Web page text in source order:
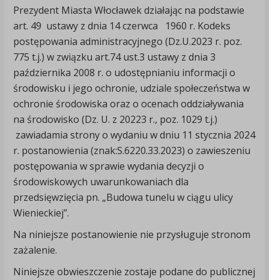
Prezydent Miasta Włocławek działając na podstawie
art. 49 ustawy z dnia 14 czerwca 1960 r. Kodeks
postępowania administracyjnego (Dz.U.2023 r. poz.
775 t.j.) w związku art.74 ust.3 ustawy z dnia 3
października 2008 r. o udostępnianiu informacji o
środowisku i jego ochronie, udziale społeczeństwa w
ochronie środowiska oraz o ocenach oddziaływania
na środowisko (Dz. U. z 20223 r., poz. 1029 t.j.)
zawiadamia strony o wydaniu w dniu 11 stycznia 2024
r. postanowienia (znak:S.6220.33.2023) o zawieszeniu
postępowania w sprawie wydania decyzji o
środowiskowych uwarunkowaniach dla
przedsięwzięcia pn. „Budowa tunelu w ciągu ulicy
Wienieckiej”.
Na niniejsze postanowienie nie przysługuje stronom
zażalenie.
Niniejsze obwieszczenie zostaje podane do publicznej